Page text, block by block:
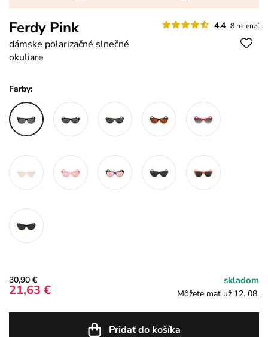
4.4 8 recenzí
Ferdy Pink
dámske polarizačné slnečné
okuliare
Farby:
30,90 €
21,63 €
skladom
Môžete mať už 12. 08.
Pridať do košíka